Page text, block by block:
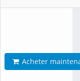
Acheter